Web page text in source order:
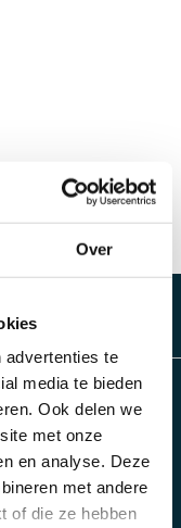
Over
advertenties te
media te bieden
Ook delen we
met onze
en analyse. Deze
met andere
of die ze hebben